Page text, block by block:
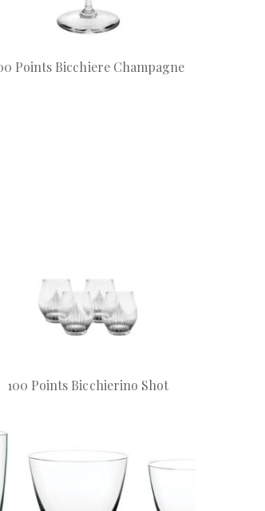
Points Bicchiere Champagne
100 Points Bicchierino Shot